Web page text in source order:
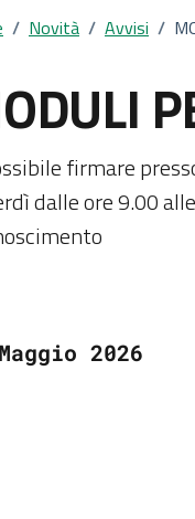
/ Novità / Avvisi /
firmare
dalle ore 9.00
2026